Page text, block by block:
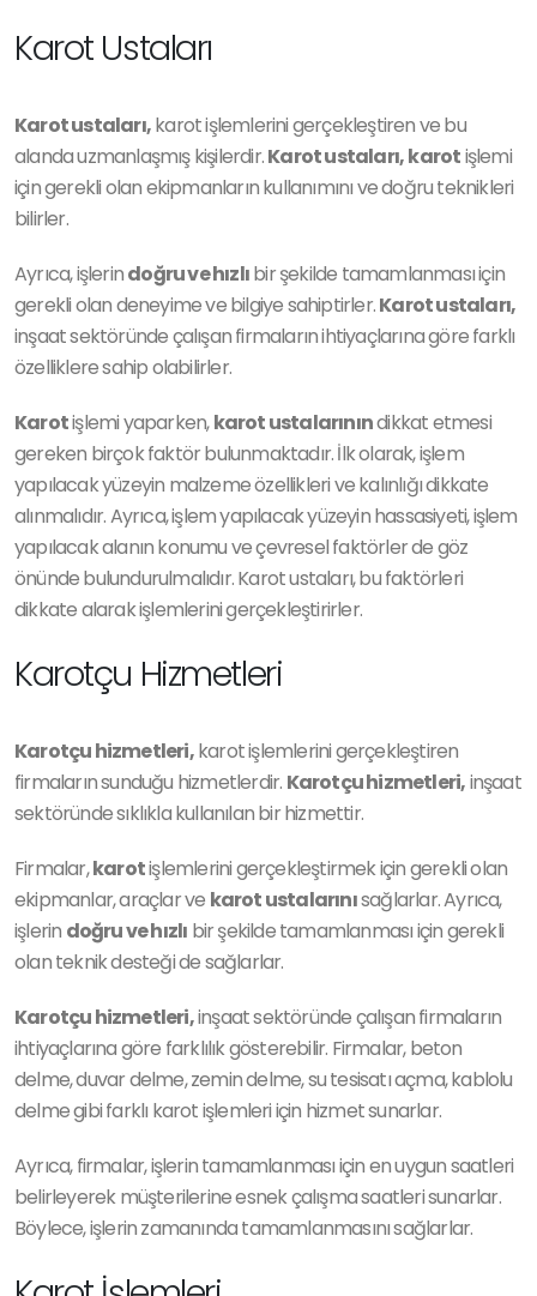
Karot Ustaları
Karot ustaları,karot işlemlerini gerçekleştiren ve bu
alanda uzmanlaşmış kişilerdir.Karot ustaları,karotişlemi
için gerekli olan ekipmanların kullanımını ve doğru teknikleri
bilirler.
Ayrıca, işlerindoğru ve hızlıbir şekilde tamamlanması için
gerekli olan deneyime ve bilgiye sahiptirler.Karot ustaları,
inşaat sektöründe çalışan firmaların ihtiyaçlarına göre farklı
özelliklere sahip olabilirler.
Karotişlemi yaparken,karot ustalarınındikkat etmesi
gereken birçok faktör bulunmaktadır. İlk olarak, işlem
yapılacak yüzeyin malzeme özellikleri ve kalınlığı dikkate
alınmalıdır. Ayrıca, işlem yapılacak yüzeyin hassasiyeti, işlem
yapılacak alanın konumu ve çevresel faktörler de göz
önünde bulundurulmalıdır. Karot ustaları, bu faktörleri
dikkate alarak işlemlerini gerçekleştirirler.
Karotçu Hizmetleri
Karotçu hizmetleri,karot işlemlerini gerçekleştiren
firmaların sunduğu hizmetlerdir. Karotçu hizmetleri,inşaat
sektöründe sıklıkla kullanılan bir hizmettir.
Firmalar,karotişlemlerini gerçekleştirmek için gerekli olan
ekipmanlar, araçlar ve karot ustalarınısağlarlar. Ayrıca,
işlerin doğru ve hızlı bir şekilde tamamlanması için gerekli
olan teknik desteği de sağlarlar.
Karotçu hizmetleri,inşaat sektöründe çalışan firmaların
ihtiyaçlarına göre farklılık gösterebilir. Firmalar, beton
delme, duvar delme, zemin delme, su tesisatı açma, kablolu
delme gibi farklı karot işlemleri için hizmet sunarlar.
Ayrıca, firmalar, işlerin tamamlanması için en uygun saatleri
belirleyerek müşterilerine esnek çalışma saatleri sunarlar.
Böylece, işlerin zamanında tamamlanmasını sağlarlar.